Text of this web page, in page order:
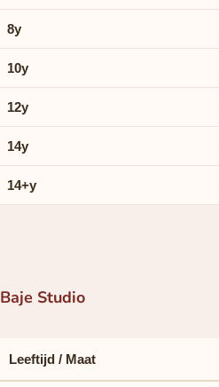
8y
10y
12y
14y
14+y
Baje Studio
Leeftijd / Maat